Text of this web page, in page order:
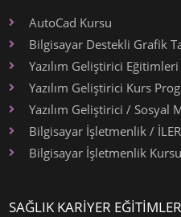
AutoCad Kursu
Bilgisayar Destekli Grafik
Yazılım Geliştirici
Yazılım Geliştirici Kurs
Yazılım Geliştirici / Sosyal
Bilgisayar İşletmenlik / İLERİ
Bilgisayar İşletmenlik Kursu
SAĞLIK KARİYER